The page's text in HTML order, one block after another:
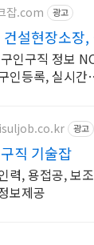
잡.com 광고
설현장소장,
, 노가다
인구직 정보
인등록, 실시간
광고
직 기술잡
력, 용접공, 보
보제공